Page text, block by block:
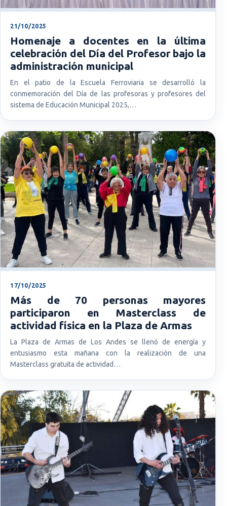
21/10/2025
Homenaje a docentes en la última
celebración del Día del Profesor bajo la
administración municipal
En el patio de la Escuela Ferroviaria se desarrolló la
conmemoración del Día de las profesoras y profesores del
sistema de Educación Municipal 2025,…
17/10/2025
Más de 70 personas mayores
participaron en Masterclass de
actividad física en la Plaza de Armas
La Plaza de Armas de Los Andes se llenó de energía y
entusiasmo esta mañana con la realización de una
Masterclass gratuita de actividad…